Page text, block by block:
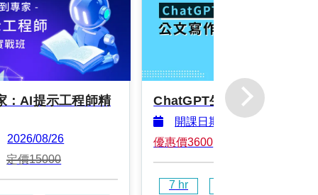
：AI提示工程師精
2026/08/26
定價15000
ChatGPT生成AI公文寫作新
開課日期
2026/10/16
優惠價3600
7 hr